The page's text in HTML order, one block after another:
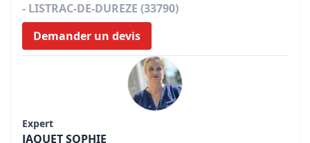
- LISTRAC-DE-DUREZE (33790)
Demander un devis
Expert
JAQUET SOPHIE